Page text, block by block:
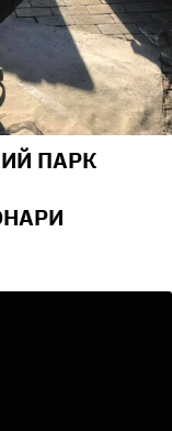
ПАРК